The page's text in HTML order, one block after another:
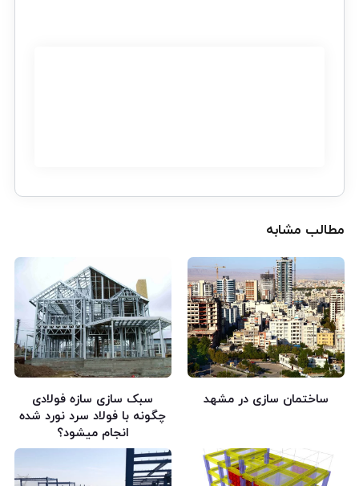
مطالب مشابه
ساختمان سازی در مشهد
سبک سازی سازه فولادی
چگونه با فولاد سرد نورد شده
انجام میشود؟